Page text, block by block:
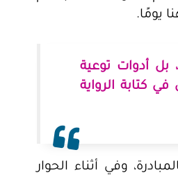
يومًا.
أدوات توعية
كتابة الرواية
وفي أثناء الحوار